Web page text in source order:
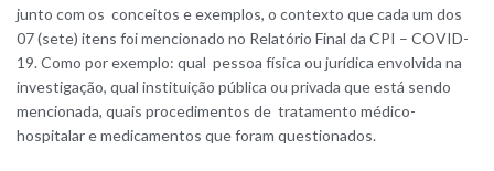
junto com os conceitos e exemplos, o contexto que cada um dos
07 (sete) itens foi mencionado no Relatório Final da CPI – COVID-
19. Como por exemplo: qual pessoa física ou jurídica envolvida na
investigação, qual instituição pública ou privada que está sendo
mencionada, quais procedimentos de tratamento médico-
hospitalar e medicamentos que foram questionados.